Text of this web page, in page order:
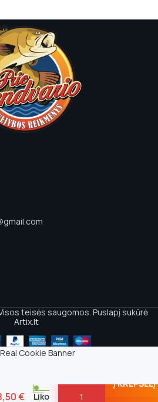
Visos teisės saugomos. Puslapį sukūrė
Artix.lt
€
Liko
Į KREPŠELĮ
Cookie Banner